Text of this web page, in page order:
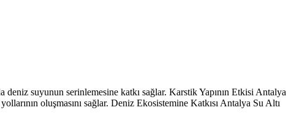
deniz suyunun serinlemesine katkı sağlar. Karstik Yapının Etkisi Antalya
oluşmasını sağlar. Deniz Ekosistemine Katkısı Antalya Su Altı